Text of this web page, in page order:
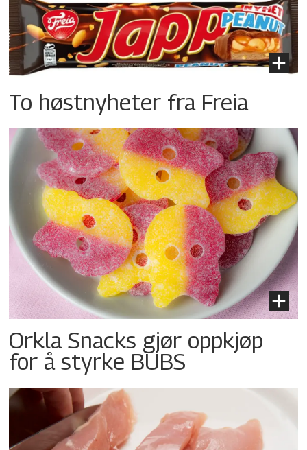
To høstnyheter fra Freia
Orkla Snacks gjør oppkjøp
for å styrke BUBS